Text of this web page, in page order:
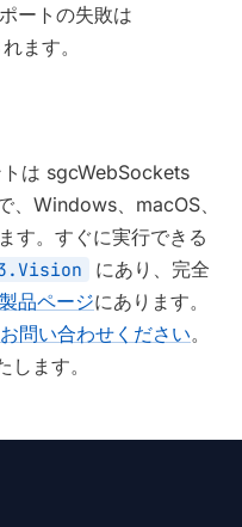
ートの失敗は
ます。
は sgcWebSockets
、Windows、macOS、
す。すぐに実行できる
にあり、完全
品ページにあります。
お問い合わせください。
ます。